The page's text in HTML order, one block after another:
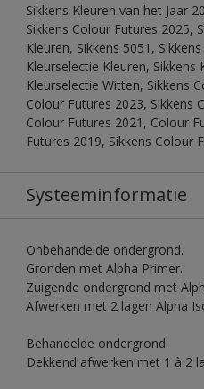
Sikkens Kleuren van het Jaar
Sikkens Colour Futures 2025,
Kleuren, Sikkens 5051,
Kleurselectie Kleuren, Sikkens
Kleurselectie Witten, Sikkens
Colour Futures 2023, Sikkens
Colour Futures 2021, Colour
Futures 2019, Sikkens Colour
Systeeminformatie
Onbehandelde ondergrond.
Gronden met Alpha Primer.
Zuigende ondergrond met
Afwerken met 2 lagen Alpha
Behandelde ondergrond.
Dekkend afwerken met 1 à 2